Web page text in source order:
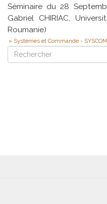
Séminaire du 28
Gabriel CHIRIAC,
Roumanie)
Systèmes et Commande - SYSCOM
Rechercher
Rechercher